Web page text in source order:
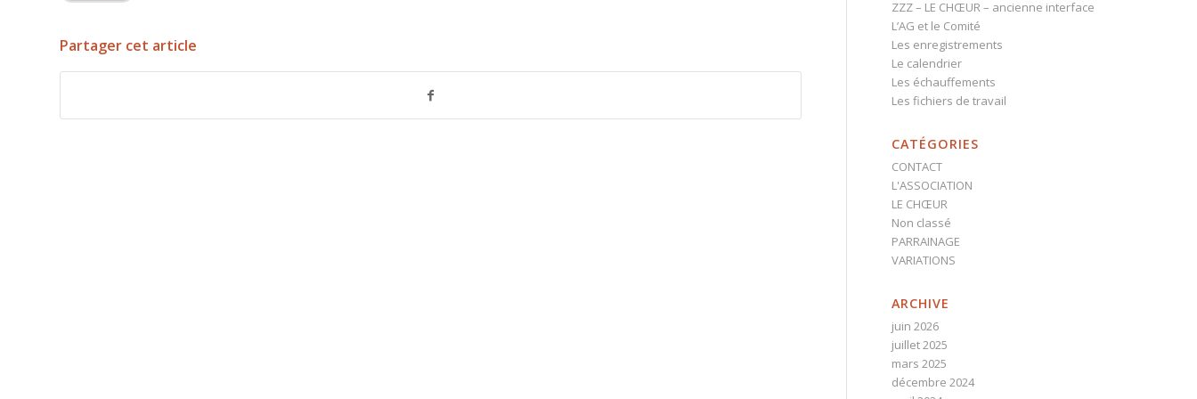
Partager cet article
ZZZ – LE CHŒUR – ancienne interface
L’AG et le Comité
Les enregistrements
Le calendrier
Les échauffements
Les fichiers de travail
CATÉGORIES
CONTACT
L'ASSOCIATION
LE CHŒUR
Non classé
PARRAINAGE
VARIATIONS
ARCHIVE
juin 2026
juillet 2025
mars 2025
décembre 2024